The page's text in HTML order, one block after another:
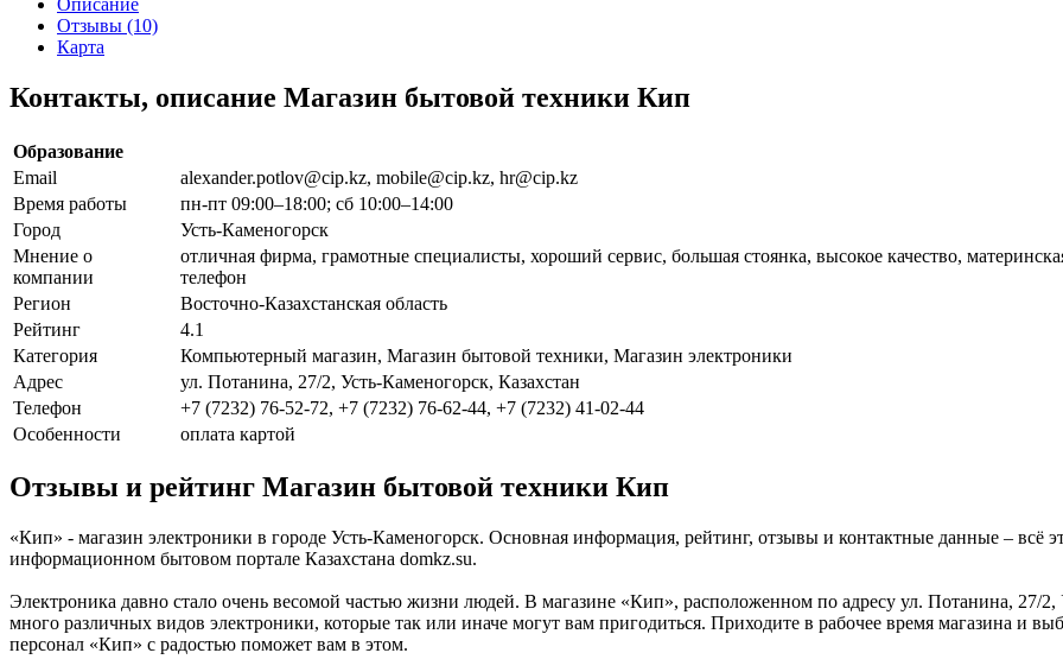
Отзывы (10)
Карта
Контакты, описание Магазин бытовой техники Кип
Образование
Email
alexander.potlov@cip.kz, mobile@cip.kz, hr@cip.kz
Время работы
пн-пт 09:00–18:00; сб 10:00–14:00
Город
Усть-Каменогорск
Мнение о
компании
отличная фирма, грамотные специалисты, хороший сервис, большая стоянка, высокое качество,
телефон
Регион
Восточно-Казахстанская область
Рейтинг
4.1
Категория
Компьютерный магазин, Магазин бытовой техники, Магазин электроники
Адрес
ул. Потанина, 27/2, Усть-Каменогорск, Казахстан
Телефон
+7 (7232) 76-52-72, +7 (7232) 76-62-44, +7 (7232) 41-02-44
Особенности
оплата картой
Отзывы и рейтинг Магазин бытовой техники Кип
«Кип» - магазин электроники в городе Усть-Каменогорск. Основная информация, рейтинг, отзывы и контактные данные –
информационном бытовом портале Казахстана domkz.su.
Электроника давно стало очень весомой частью жизни людей. В магазине «Кип», расположенном по адресу ул. Потанина, 27/
много различных видов электроники, которые так или иначе могут вам пригодиться. Приходите в рабочее время магазина и
персонал «Кип» с радостью поможет вам в этом.